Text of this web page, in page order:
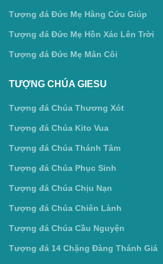
Tượng đá Đức Mẹ Hằng Cứu Giúp
Tượng đá Đức Mẹ Hồn Xác Lên Trời
Tượng đá Đức Mẹ Mân Côi
TƯỢNG CHÚA GIESU
Tượng đá Chúa Thương Xót
Tượng đá Chúa Kito Vua
Tượng đá Chúa Thánh Tâm
Tượng đá Chúa Phục Sinh
Tượng đá Chúa Chịu Nạn
Tượng đá Chúa Chiên Lành
Tượng đá Chúa Cầu Nguyện
Tượng đá 14 Chặng Đàng Thánh Giá